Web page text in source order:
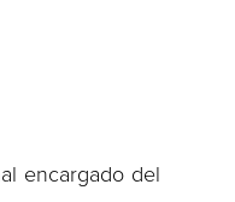
encargado del